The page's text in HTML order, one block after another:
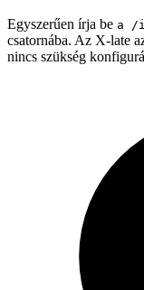
Egyszerűen írja be a /
csatornába. Az X-late
nincs szükség